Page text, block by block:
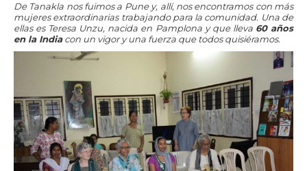
De Tanakla nos fuimos a Pune y, allí, nos encontramos con más
mujeres extraordinarias trabajando para la comunidad. Una de
ellas es Teresa Unzu, nacida en Pamplona y que lleva 60 años
en la Indiacon un vigor y una fuerza que todos quisiéramos.